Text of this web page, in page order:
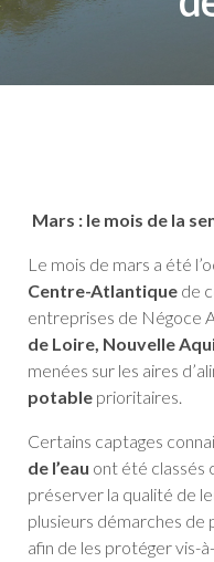
Mars : le mois de la
Le mois de mars a été
Centre-Atlantique de
entreprises de Négoce
de Loire, Nouvelle
menées sur les aires
potable prioritaires.
Certains captages
de l’eau ont été classés
préserver la qualité de
plusieurs démarches de
afin de les protéger vis-